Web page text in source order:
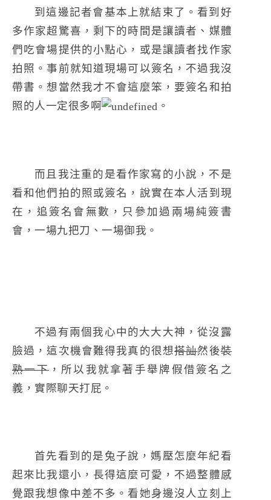
到這邊記者會基本上就結束了。看到好
多作家超驚喜，剩下的時間是讓讀者、媒體
們吃會場提供的小點心，或是讓讀者找作家
拍照。事前就知道現場可以簽名，不過我沒
帶書。想當然我才不會這麼笨，要簽名和拍
照的人一定很多啊
。
而且我注重的是看作家寫的小說，不是
看和他們拍的照或簽名，說實在本人活到現
在，追簽名會無數，只參加過兩場純簽書
會，一場九把刀、一場御我。
不過有兩個我心中的大大大神，從沒露
臉過，這次機會難得我真的很想搭訕然後裝
熟一下，所以我就拿著手舉牌假借簽名之
義，實際聊天打屁。
首先看到的是兔子說，媽壓怎麼年紀看
起來比我還小，長得這麼可愛，不過整體感
覺跟我想像中差不多。看她身邊沒人立刻上